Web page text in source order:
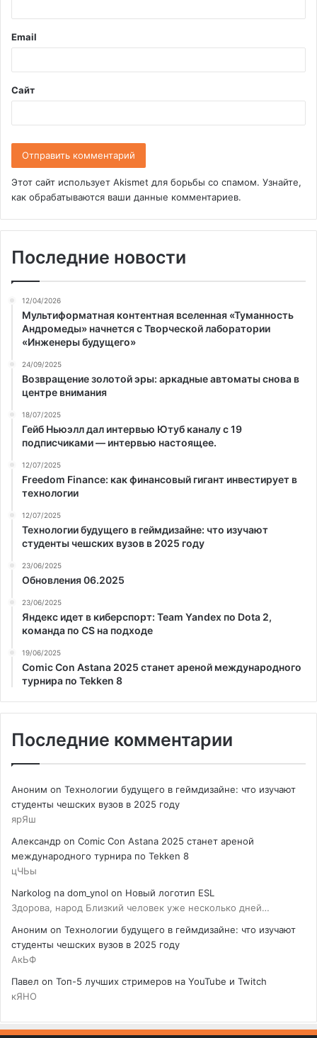
й
*
Email
Сайт
Этот сайт использует Akismet для борьбы со спамом. Узнайте,
как обрабатываются ваши данные комментариев.
Последние новости
12/04/2026
Мультиформатная контентная вселенная «Туманность
Андромеды» начнется с Творческой лаборатории
«Инженеры будущего»
24/09/2025
Возвращение золотой эры: аркадные автоматы снова в
центре внимания
18/07/2025
Гейб Ньюэлл дал интервью Ютуб каналу с 19
подписчиками — интервью настоящее.
12/07/2025
Freedom Finance: как финансовый гигант инвестирует в
технологии
12/07/2025
Технологии будущего в геймдизайне: что изучают
студенты чешских вузов в 2025 году
23/06/2025
Обновления 06.2025
23/06/2025
Яндекс идет в киберспорт: Team Yandex по Dota 2,
команда по CS на подходе
19/06/2025
Comic Con Astana 2025 станет ареной международного
турнира по Tekken 8
Последние комментарии
Аноним on Технологии будущего в геймдизайне: что изучают
студенты чешских вузов в 2025 году
ярЯш
Александр on Comic Con Astana 2025 станет ареной
международного турнира по Tekken 8
цЧЬы
Narkolog na dom_ynol on Новый логотип ESL
Здорова, народ Близкий человек уже несколько дней…
Аноним on Технологии будущего в геймдизайне: что изучают
студенты чешских вузов в 2025 году
АкЬФ
Павел on Топ-5 лучших стримеров на YouTube и Twitch
кЯНО